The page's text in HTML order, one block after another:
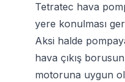
Tetratec hava
yere konulması
Aksi halde
hava çıkış
motoruna uygun